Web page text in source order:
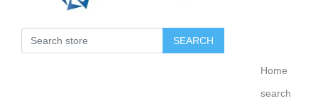
Home
search